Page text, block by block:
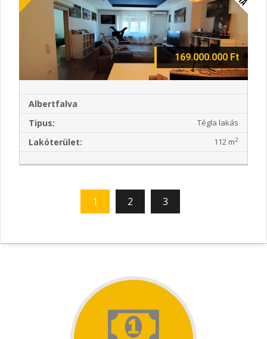
169.000.000 Ft
Albertfalva
Tipus:
Tégla lakás
Lakóterület: 112 m2
1 2 3